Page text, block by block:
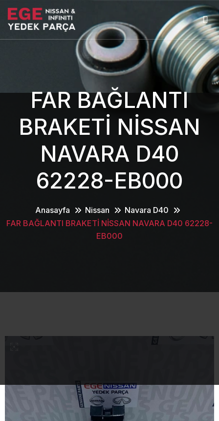
FAR BAĞLANTI
BRAKETİ NİSSAN
NAVARA D40
62228-EB000
Anasayfa Nissan
Navara D40
FAR BAĞLANTI BRAKETİ NİSSAN NAVARA D40 62228-
EB000